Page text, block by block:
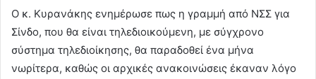
Ο κ. Κυρανάκης ενημέρωσε πως η γραμμή από ΝΣΣ για
Σίνδο, που θα είναι τηλεδιοικούμενη, με σύγχρονο
σύστημα τηλεδιοίκησης, θα παραδοθεί ένα μήνα
νωρίτερα, καθώς οι αρχικές ανακοινώσεις έκαναν λόγο